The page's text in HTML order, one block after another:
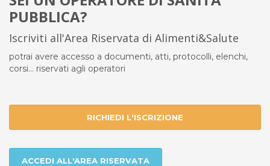
PUBBLICA?
Iscriviti all'Area Riservata di Alimenti&Salute
potrai avere accesso a documenti, atti, protocolli, elenchi,
corsi... riservati agli operatori
RICHIEDI L'ISCRIZIONE
ACCEDI ALL'AREA RISERVATA